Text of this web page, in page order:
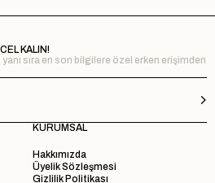
KALIN!
sıra en son bilgilere özel erken erişimden
KURUMSAL
Hakkımızda
Üyelik Sözleşmesi
Gizlilik Politikası